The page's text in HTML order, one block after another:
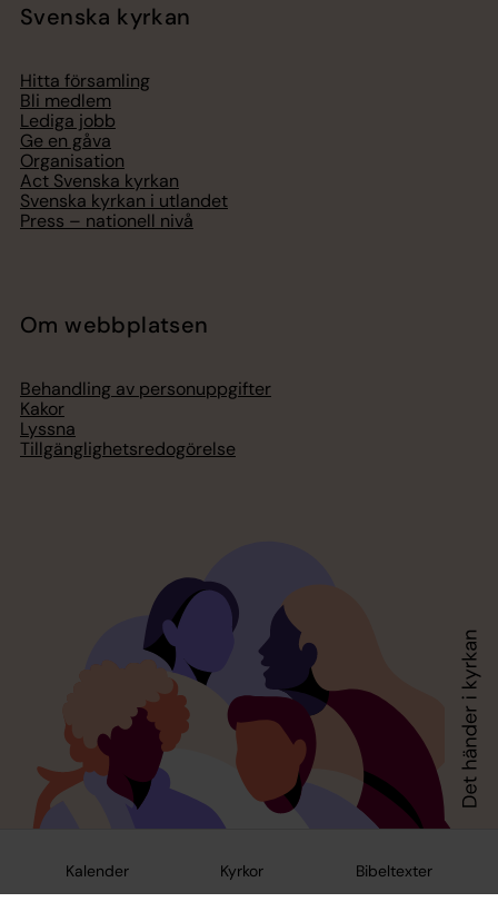
Kalender Kyrkor Bibeltexter
Svenska kyrkan
Hitta församling
Bli medlem
Lediga jobb
Ge en gåva
Organisation
Act Svenska kyrkan
Svenska kyrkan i utlandet
Press – nationell nivå
Om webbplatsen
Behandling av personuppgifter
Kakor
Lyssna
Tillgänglighetsredogörelse